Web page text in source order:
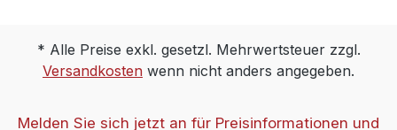
* Alle Preise exkl. gesetzl. Mehrwertsteuer zzgl.
Versandkosten wenn nicht anders angegeben.
Melden Sie sich jetzt an für Preisinformationen und